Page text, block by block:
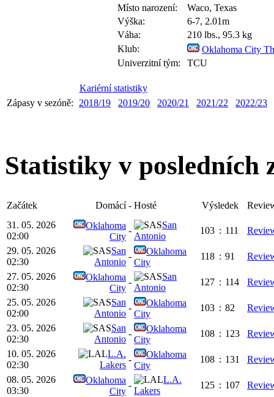
Místo narození:
Waco, Texas
Výška:
6-7, 2.01m
Váha:
210 lbs., 95.3 kg
Klub:
Oklahoma City
Univerzitní tým:
TCU
Kariérní statistiky
Zápasy v sezóně:
2018/19 2019/20 2020/21 2021/22 2022/23
Statistiky v posledních
Začátek Domácí - Hosté Výsledek
31. 05. 2026
02:00
Oklahoma
City
-
San
Antonio
103 : 111
29. 05. 2026
02:30
San
Antonio
-
Oklahoma
City
118 : 91
27. 05. 2026
02:30
Oklahoma
City
-
San
Antonio
127 : 114
25. 05. 2026
02:00
San
Antonio
-
Oklahoma
City
103 : 82
23. 05. 2026
02:30
San
Antonio
-
Oklahoma
City
108 : 123
10. 05. 2026
02:30
L.A.
Lakers
-
Oklahoma
City
108 : 131
08. 05. 2026
03:30
Oklahoma
City
-
L.A.
Lakers
125 : 107